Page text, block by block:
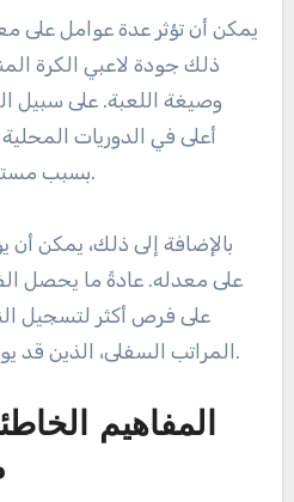
يمكن أن تؤثر عدة عوامل على
ذلك جودة لاعبي الكرة
وصيغة اللعبة. على سبيل
أعلى في الدوريات المحلية
بسبب مستويات المنافسة المتفاوتة.
بالإضافة إلى ذلك، يمكن أن
على معدله. عادةً ما يحصل
على فرص أكثر لتسجيل
المراتب السفلى، الذين قد يواجهون مواقف أكثر تحديًا.
المفاهيم